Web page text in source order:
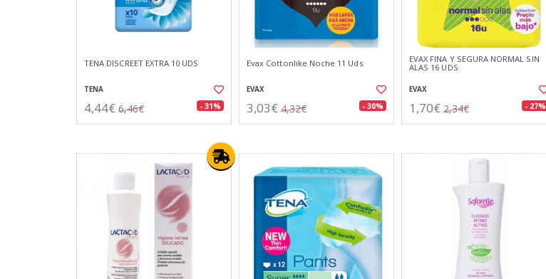
TENA DISCREET EXTRA 10 UDS
TENA
4,44€ 6,46€ - 31%
Evax Cottonlike Noche 11 Uds
EVAX
3,03€ 4,32€ - 30%
EVAX FINA Y SEGURA NORMAL SIN
ALAS 16 UDS
EVAX
1,70€ 2,34€ - 27%